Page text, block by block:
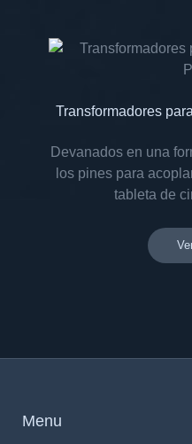
Transformadores
Devanados en una
los pines para
tableta de
Menu